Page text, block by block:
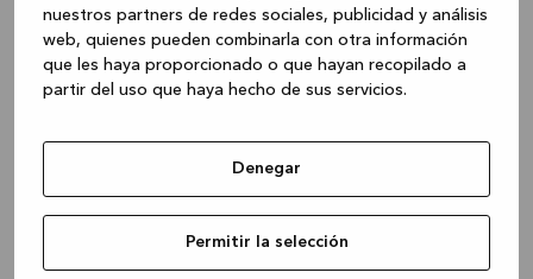
nuestros partners de redes sociales, publicidad y análisis
web, quienes pueden combinarla con otra información
que les haya proporcionado o que hayan recopilado a
partir del uso que haya hecho de sus servicios.
Denegar
Permitir la selección
Application error: a client-side exception has occurred
loadingwww.kvik.es (see the browser console for more